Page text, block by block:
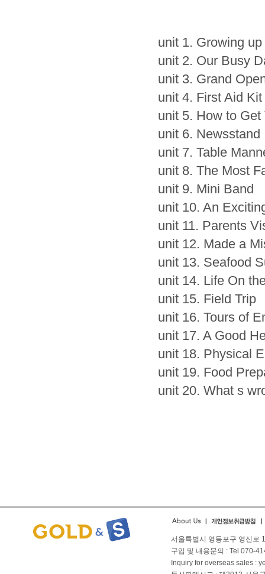
unit 1. Growing up
unit 2. Our Busy
unit 3. Grand
unit 4. First Aid Kit
unit 5. How to Get
unit 6. Newsstand
unit 7. Table
unit 8. The Most
unit 9. Mini Band
unit 10. An
unit 11. Parents
unit 12. Made a
unit 13. Seafood
unit 14. Life On
unit 15. Field Trip
unit 16. Tours of
unit 17. A Good
unit 18. Physical
unit 19. Food
unit 20. What s
서울특별시 영등포구 영신로
구입 및 내용문의 : Tel 070-
Inquiry for overseas sales :